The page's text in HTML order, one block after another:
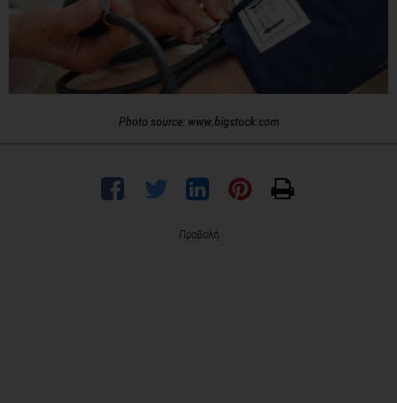
Photo source: www.bigstock.com
Προβολή